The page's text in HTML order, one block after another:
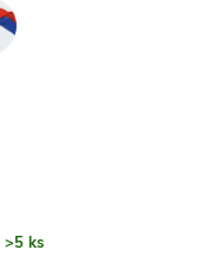
>5 ks